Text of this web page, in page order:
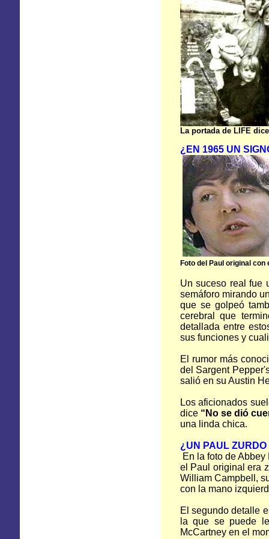
La portada de LIFE
¿EN 1965 UN
Foto del Paul original con
Un suceso real fue
semáforo mirando
que se golpeó
cerebral que
detallada entre
sus funciones y
El rumor más
del Sargent
salió en su Austin
Los aficionados
dice “No se dió
una linda chica.
¿UN PAUL
En la foto de
el Paul original era
William Campbell,
con la mano
El segundo detalle
la que se puede
McCartney en el